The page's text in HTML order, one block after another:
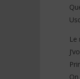
Le